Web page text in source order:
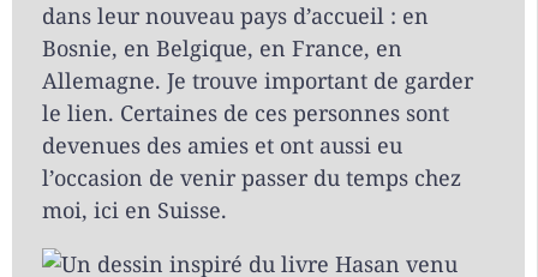
dans leur nouveau pays d’accueil : en
Bosnie, en Belgique, en France, en
Allemagne. Je trouve important de garder
le lien. Certaines de ces personnes sont
devenues des amies et ont aussi eu
l’occasion de venir passer du temps chez
moi, ici en Suisse.